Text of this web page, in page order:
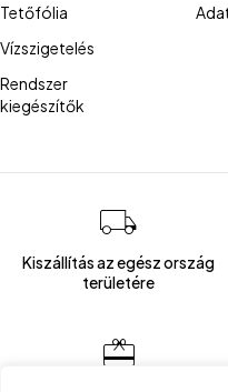
Tetőfólia
Vízszigetelés
Rendszer
kiegészítők
Kiszállítás az egész ország
területére